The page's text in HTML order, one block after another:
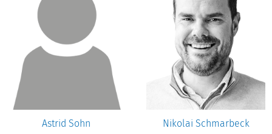
Astrid Sohn Nikolai Schmarbeck